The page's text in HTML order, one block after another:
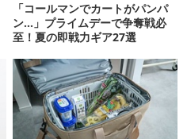
「コールマンでカートがパンパ
ン…」プライムデーで争奪戦必
至！夏の即戦力ギア27選